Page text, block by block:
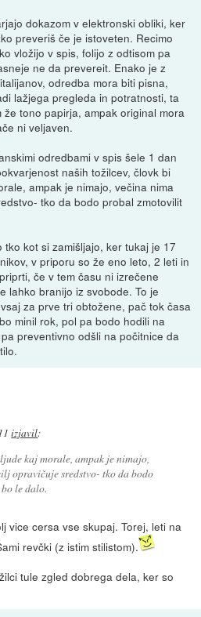
dokazom v elektronski obliki, ker
preveriš če je istoveten. Recimo
vložijo v spis, folijo z odtisom pa
ne da prevereit. Enako je z
odredba mora biti pisna,
lažjega pregleda in potratnosti, ta
tono papirja, ampak original mora
ni veljaven.
odredbami v spis šele 1 dan
naših tožilcev, človk bi
ampak je nimajo, večina nima
tko da bodo probal zmotovilit
tko kot si zamišljajo, ker tukaj je 17
v priporu so že eno leto, 2 leti in
če v tem času ni izrečene
lahko branijo iz svobode. To je
za prve tri obtožene, pač tok časa
minil rok, pol pa bodo hodili na
preventivno odšli na počitnice da
izjavil:
kaj morale, ampak je nimajo,
opravičuje sredstvo- tko da bodo
le dalo.
vice cersa vse skupaj. Torej, leti na
revčki (z istim stilistom).
tule zgled dobrega dela, ker so